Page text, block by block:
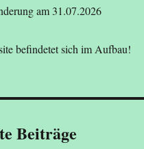
am 31.07.2026
befindetet sich im Aufbau!
Beiträge